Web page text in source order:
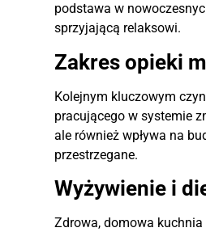
podstawa w
sprzyjającą relaksowi.
Zakres opieki
Kolejnym kluczowym
pracującego w systemie
ale również wpływa na
przestrzegane.
Wyżywienie i
Zdrowa, domowa